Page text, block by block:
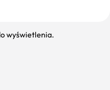
Leaflet|Mapa dostęna dla K-POT ©
wyświetlenia.